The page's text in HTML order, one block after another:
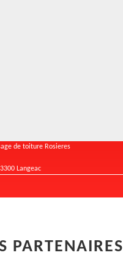
de toiture Rosieres
Langeac
PARTENAIRES